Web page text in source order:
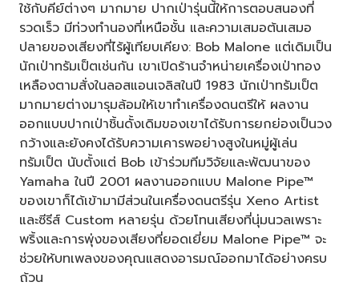
ใช้กับคีย์ต่างๆ มากมาย ปากเป่ารุ่นนี้ให้การตอบสนองที่
รวดเร็ว มีท่วงทำนองที่เหนือชั้น และความเสมอต้นเสมอ
ปลายของเสียงที่ไร้ผู้เทียบเคียง: Bob Malone แต่เดิมเป็น
นักเป่าทรัมเป็ตเช่นกัน เขาเปิดร้านจำหน่ายเครื่องเป่าทอง
เหลืองตามสั่งในลอสแอนเจลิสในปี 1983 นักเป่าทรัมเป็ต
มากมายต่างมารุมล้อมให้เขาทำเครื่องดนตรีให้ ผลงาน
ออกแบบปากเป่าชิ้นดั้งเดิมของเขาได้รับการยกย่องเป็นวง
กว้างและยังคงได้รับความเคารพอย่างสูงในหมู่ผู้เล่น
ทรัมเป็ต นับตั้งแต่ Bob เข้าร่วมทีมวิจัยและพัฒนาของ
Yamaha ในปี 2001 ผลงานออกแบบ Malone Pipe™
ของเขาก็ได้เข้ามามีส่วนในเครื่องดนตรีรุ่น Xeno Artist
และซีรีส์ Custom หลายรุ่น ด้วยโทนเสียงที่นุ่มนวลเพราะ
พริ้งและการพุ่งของเสียงที่ยอดเยี่ยม Malone Pipe™ จะ
ช่วยให้บทเพลงของคุณแสดงอารมณ์ออกมาได้อย่างครบ
ถ้วน